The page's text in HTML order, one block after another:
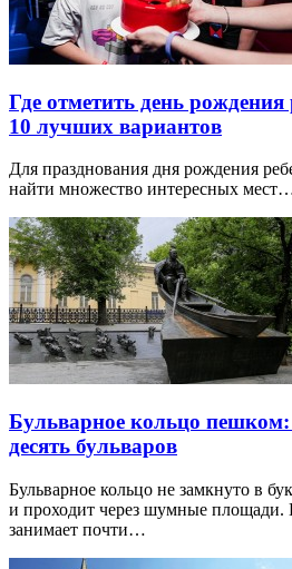
Где отметить день
10 лучших вариантов
Для празднования дня рождения
найти множество интересных
Бульварное кольцо
десять бульваров
Бульварное кольцо не замкнуто в
и проходит через шумные
занимает почти…